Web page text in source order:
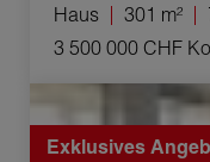
Haus 301 m²
3 500 000 CHF
Verkauf Appartement
Exklusives